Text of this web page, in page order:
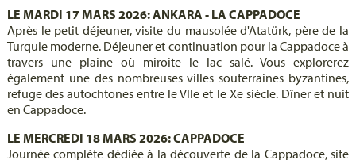
LE MARDI 17 MARS 2026: ANKARA - LA CAPPADOCE
Après le petit déjeuner, visite du mausolée d'Atatürk, père de la
Turquie moderne. Déjeuner et continuation pour la Cappadoce à
travers une plaine où miroite le lac salé. Vous explorerez
également une des nombreuses villes souterraines byzantines,
refuge des autochtones entre le VIIe et le Xe siècle. Dîner et nuit
en Cappadoce.
LE MERCREDI 18 MARS 2026: CAPPADOCE
Journée complète dédiée à la découverte de la Cappadoce, site